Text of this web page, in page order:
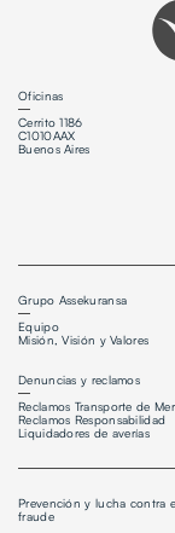
Oficinas
Cerrito 1186
C1010AAX
Buenos Aires
Grupo Assekuransa
Equipo
Misión, Visión y Valores
Denuncias y reclamos
Reclamos Transporte de
Reclamos Responsabilidad
Liquidadores de averías
Prevención y lucha contra
fraude